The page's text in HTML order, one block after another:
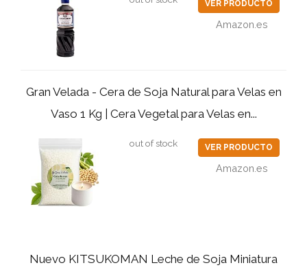
VER PRODUCTO
Amazon.es
Gran Velada - Cera de Soja Natural para Velas en
Vaso 1 Kg | Cera Vegetal para Velas en...
out of stock VER PRODUCTO
Amazon.es
Nuevo KITSUKOMAN Leche de Soja Miniatura